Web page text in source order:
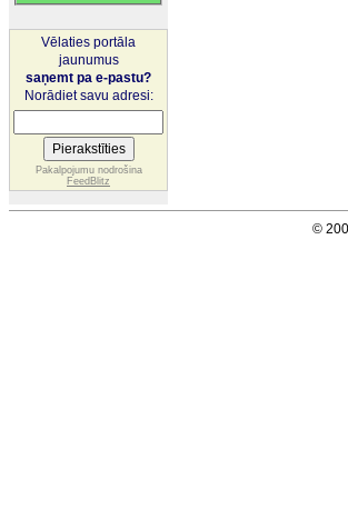
Vēlaties portāla
jaunumus
saņemt pa e-pastu?
Norādiet savu adresi:
Pakalpojumu nodrošina
FeedBlitz
©